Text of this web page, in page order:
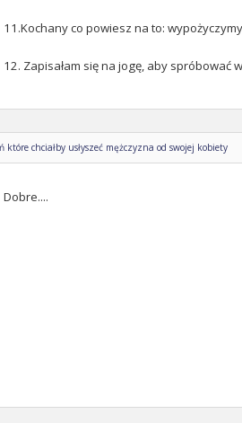
11.Kochany co powiesz na to:
12. Zapisałam się na jogę, aby spróbować
które chciałby usłyszeć mężczyzna od swojej kobiety
Dobre....